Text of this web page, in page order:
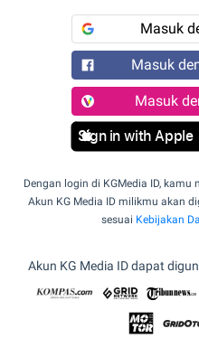
Masuk
Masuk
Masuk
Sign in with Apple
Dengan login di KGMedia ID,
Akun KG Media ID milikmu akan
sesuai Kebijakan
Akun KG Media ID dapat